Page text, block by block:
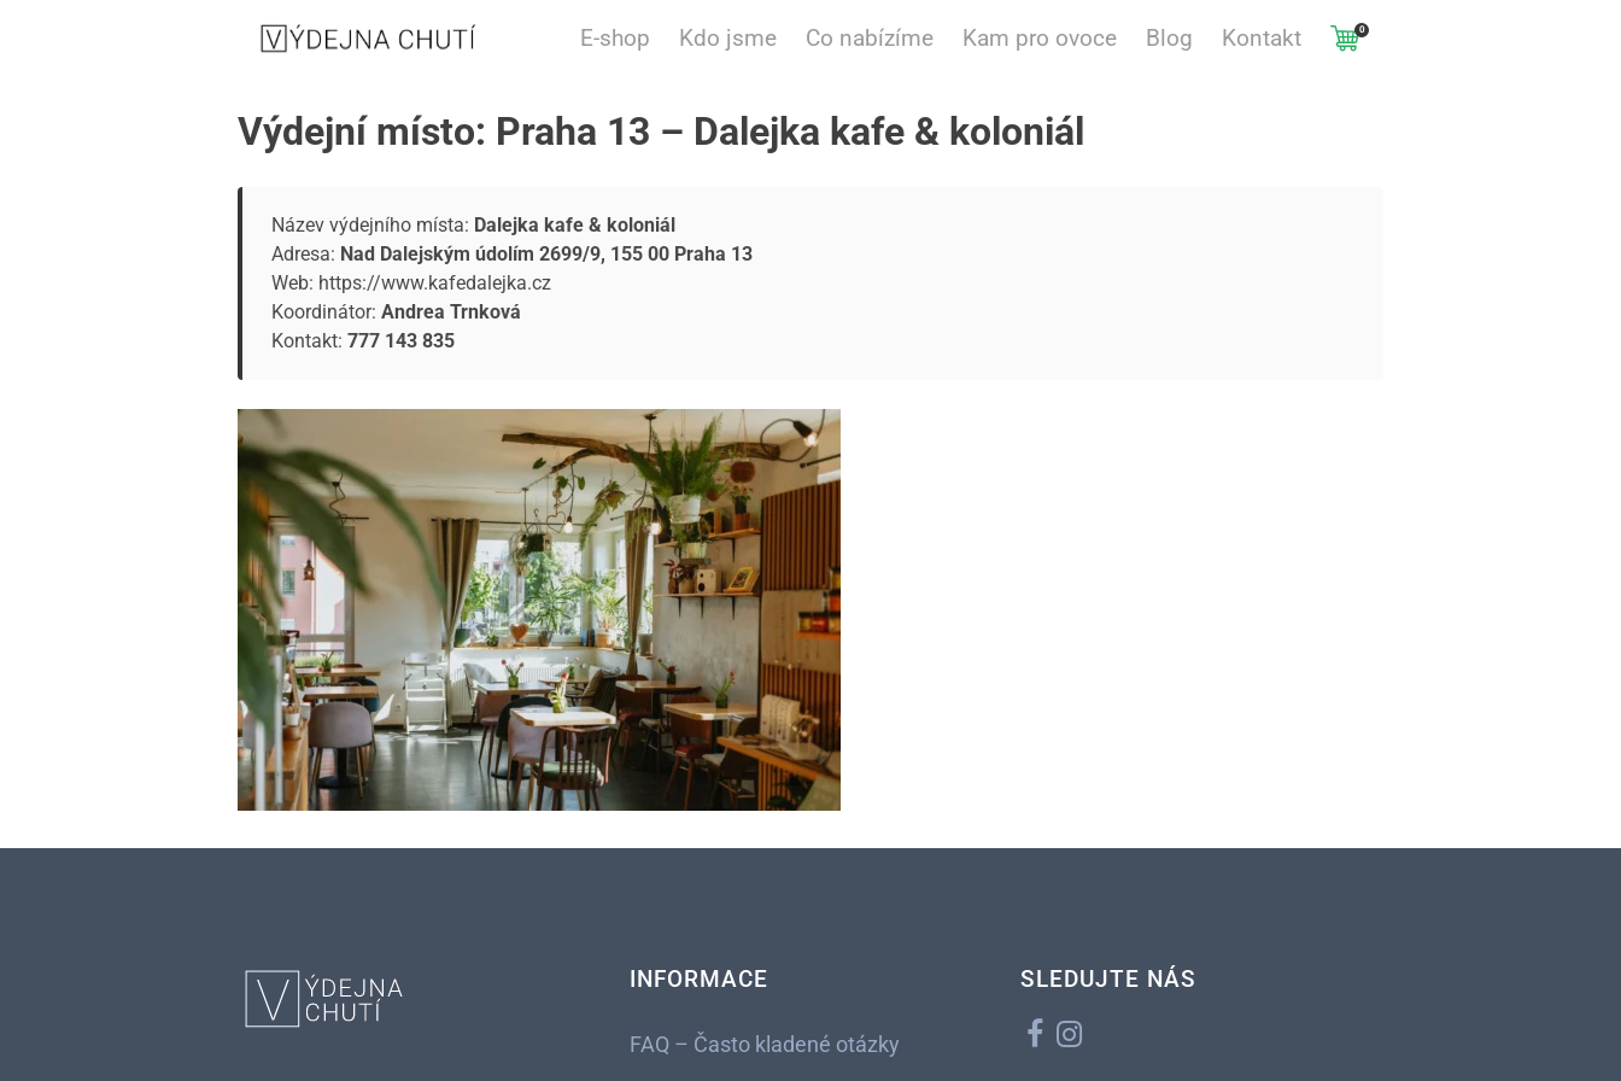
E-shop Kdo jsme Co nabízíme Kam pro ovoce Blog Kontakt 0
Výdejní místo: Praha 13 – Dalejka kafe & koloniál
Název výdejního místa: Dalejka kafe & koloniál
Adresa: Nad Dalejským údolím 2699/9, 155 00 Praha 13
Web: https://www.kafedalejka.cz
Koordinátor: Andrea Trnková
Kontakt: 777 143 835
INFORMACE
FAQ – Často kladené otázky
SLEDUJTE NÁS